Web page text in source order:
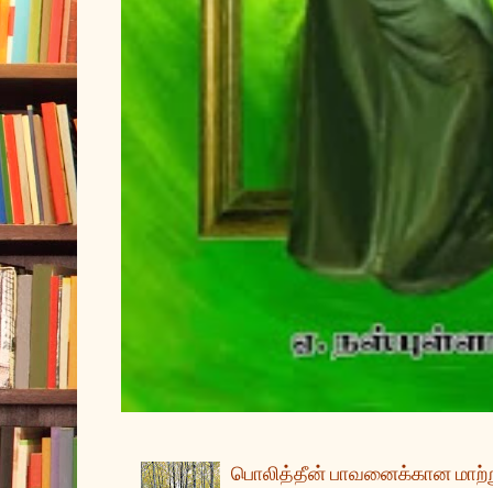
பொலித்தீன் பாவனைக்கான